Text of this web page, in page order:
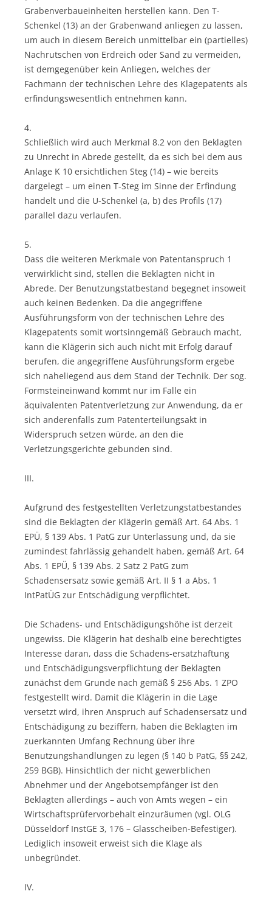
Grabenverbaueinheiten herstellen kann. Den T-
Schenkel (13) an der Grabenwand anliegen zu lassen,
um auch in diesem Bereich unmittelbar ein (partielles)
Nachrutschen von Erdreich oder Sand zu vermeiden,
ist demgegenüber kein Anliegen, welches der
Fachmann der technischen Lehre des Klagepatents als
erfindungswesentlich entnehmen kann.
4.
Schließlich wird auch Merkmal 8.2 von den Beklagten
zu Unrecht in Abrede gestellt, da es sich bei dem aus
Anlage K 10 ersichtlichen Steg (14) – wie bereits
dargelegt – um einen T-Steg im Sinne der Erfindung
handelt und die U-Schenkel (a, b) des Profils (17)
parallel dazu verlaufen.
5.
Dass die weiteren Merkmale von Patentanspruch 1
verwirklicht sind, stellen die Beklagten nicht in
Abrede. Der Benutzungstatbestand begegnet insoweit
auch keinen Bedenken. Da die angegriffene
Ausführungsform von der technischen Lehre des
Klagepatents somit wortsinngemäß Gebrauch macht,
kann die Klägerin sich auch nicht mit Erfolg darauf
berufen, die angegriffene Ausführungsform ergebe
sich naheliegend aus dem Stand der Technik. Der sog.
Formsteineinwand kommt nur im Falle ein
äquivalenten Patentverletzung zur Anwendung, da er
sich anderenfalls zum Patenterteilungsakt in
Widerspruch setzen würde, an den die
Verletzungsgerichte gebunden sind.
III.
Aufgrund des festgestellten Verletzungstatbestandes
sind die Beklagten der Klägerin gemäß Art. 64 Abs. 1
EPÜ, § 139 Abs. 1 PatG zur Unterlassung und, da sie
zumindest fahrlässig gehandelt haben, gemäß Art. 64
Abs. 1 EPÜ, § 139 Abs. 2 Satz 2 PatG zum
Schadensersatz sowie gemäß Art. II § 1 a Abs. 1
IntPatÜG zur Entschädigung verpflichtet.
Die Schadens- und Entschädigungshöhe ist derzeit
ungewiss. Die Klägerin hat deshalb eine berechtigtes
Interesse daran, dass die Schadens-ersatzhaftung
und Entschädigungsverpflichtung der Beklagten
zunächst dem Grunde nach gemäß § 256 Abs. 1 ZPO
festgestellt wird. Damit die Klägerin in die Lage
versetzt wird, ihren Anspruch auf Schadensersatz und
Entschädigung zu beziffern, haben die Beklagten im
zuerkannten Umfang Rechnung über ihre
Benutzungshandlungen zu legen (§ 140 b PatG, §§ 242,
259 BGB). Hinsichtlich der nicht gewerblichen
Abnehmer und der Angebotsempfänger ist den
Beklagten allerdings – auch von Amts wegen – ein
Wirtschaftsprüfervorbehalt einzuräumen (vgl. OLG
Düsseldorf InstGE 3, 176 – Glasscheiben-Befestiger).
Lediglich insoweit erweist sich die Klage als
unbegründet.
IV.